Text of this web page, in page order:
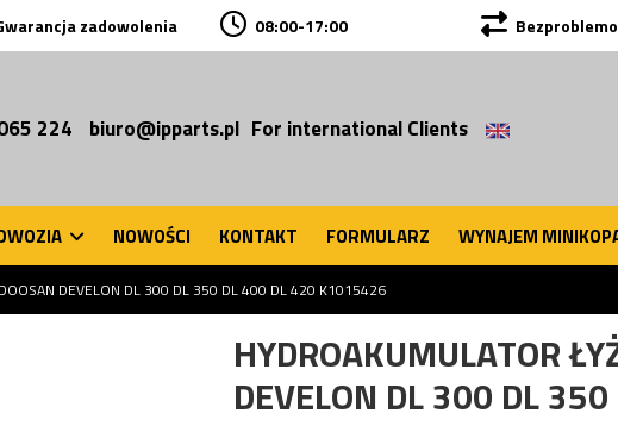
zadowolenia 08:00-17:00
224 biuro@ipparts.pl For international Clients
NOWOŚCI KONTAKT FORMULARZ WYNAJEM
DOOSAN DEVELON DL 300 DL 350 DL 400 DL 420 K1015426
HYDROAKUMULATOR
DEVELON DL 300 DL